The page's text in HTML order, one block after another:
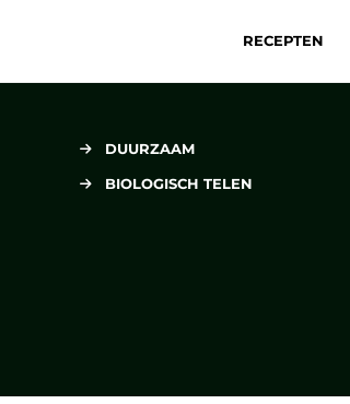
RECEPTEN
DUURZAAM
BIOLOGISCH TELEN